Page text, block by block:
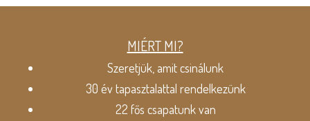
MIÉRT MI?
Szeretjük, amit csinálunk
30 év tapasztalattal rendelkezünk
22 fős csapatunk van